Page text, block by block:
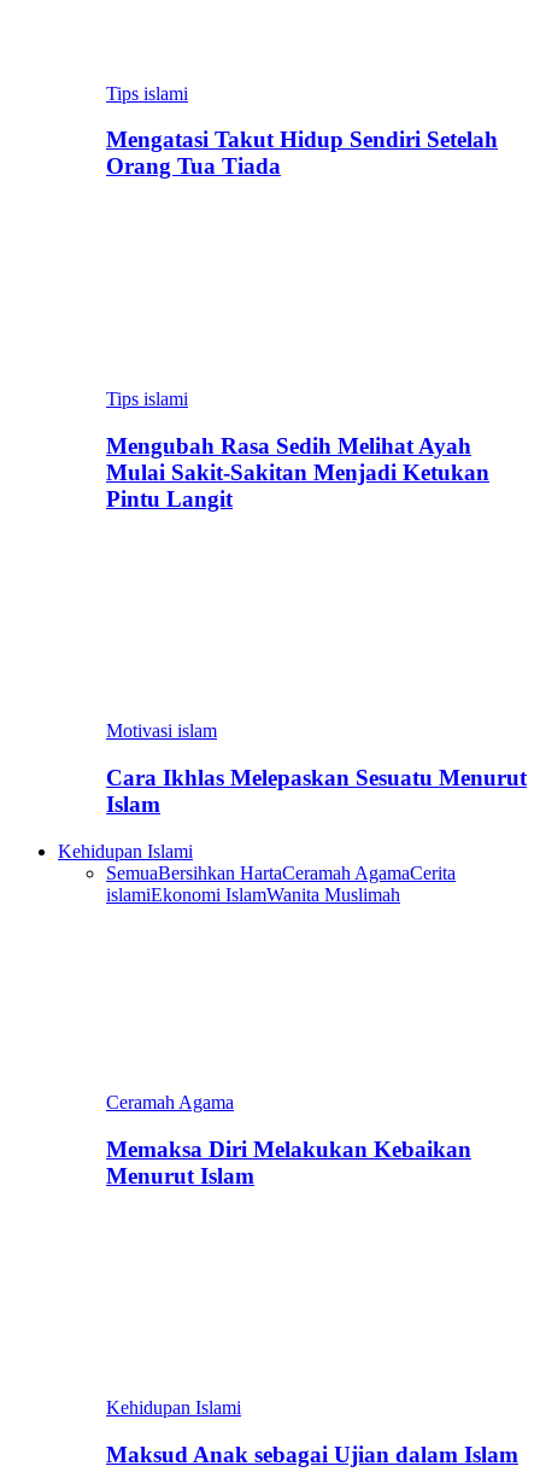
Tips islami
Mengatasi Takut Hidup Sendiri Setelah
Orang Tua Tiada
Tips islami
Mengubah Rasa Sedih Melihat Ayah
Mulai Sakit-Sakitan Menjadi Ketukan
Pintu Langit
Motivasi islam
Cara Ikhlas Melepaskan Sesuatu Menurut
Islam
Kehidupan Islami
SemuaBersihkan HartaCeramah AgamaCerita
islamiEkonomi IslamWanita Muslimah
Ceramah Agama
Memaksa Diri Melakukan Kebaikan
Menurut Islam
Kehidupan Islami
Maksud Anak sebagai Ujian dalam Islam